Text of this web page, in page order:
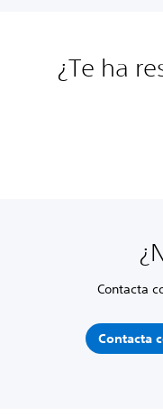
¿Te ha
Contacta
Contacta